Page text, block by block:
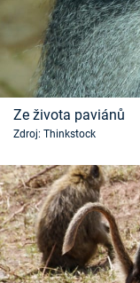
Ze života paviánů
Zdroj: Thinkstock